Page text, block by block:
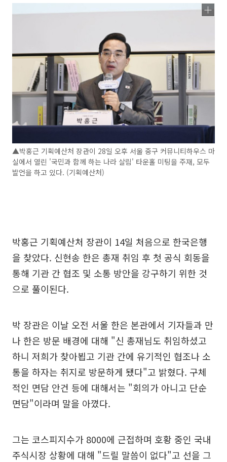
▲박홍근 기획예산처 장관이 28일 오후 서울 중구 커뮤니티하우스 마
실에서 열린 '국민과 함께 하는 나라 살림' 타운홀 미팅을 주재, 모두
발언을 하고 있다. (기획예산처)
박홍근 기획예산처 장관이 14일 처음으로 한국은행
을 찾았다. 신현송 한은 총재 취임 후 첫 공식 회동을
통해 기관 간 협조 및 소통 방안을 강구하기 위한 것
으로 풀이된다.
박 장관은 이날 오전 서울 한은 본관에서 기자들과 만
나 한은 방문 배경에 대해 "신 총재님도 취임하셨고
하니 저희가 찾아뵙고 기관 간에 유기적인 협조나 소
통을 하자는 취지로 방문하게 됐다"고 밝혔다. 구체
적인 면담 안건 등에 대해서는 "회의가 아니고 단순
면담"이라며 말을 아꼈다.
그는 코스피지수가 8000에 근접하며 호황 중인 국내
주식시장 상황에 대해 "드릴 말씀이 없다"고 선을 그